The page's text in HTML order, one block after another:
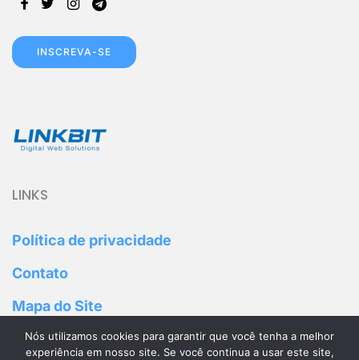
LINKS
Política de privacidade
Contato
Mapa do Site
Parceiros
INSCREVA-SE
Nós utilizamos cookies para garantir que você tenha a melhor
experiência em nosso site. Se você continua a usar este site,